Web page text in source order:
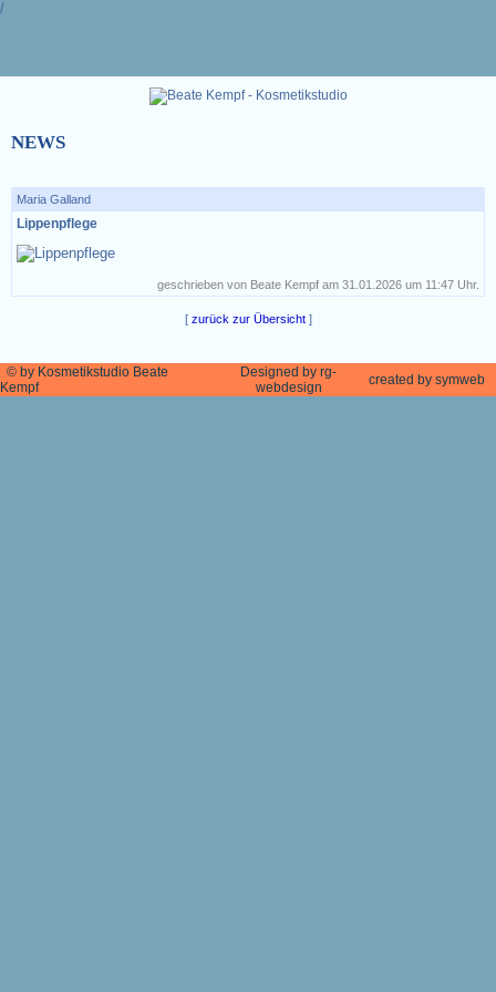
/
NEWS
Maria Galland
Lippenpflege
geschrieben von Beate Kempf am 31.01.2026 um 11:47 Uhr.
[ zurück zur Übersicht]
© by Kosmetikstudio Beate
Kempf
Designed by rg-
webdesign
created by symweb